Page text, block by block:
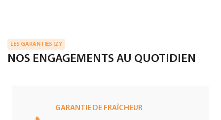
LES GARANTIES IZY
NOS ENGAGEMENTS AU QUOTIDIEN
GARANTIE DE FRAÎCHEUR